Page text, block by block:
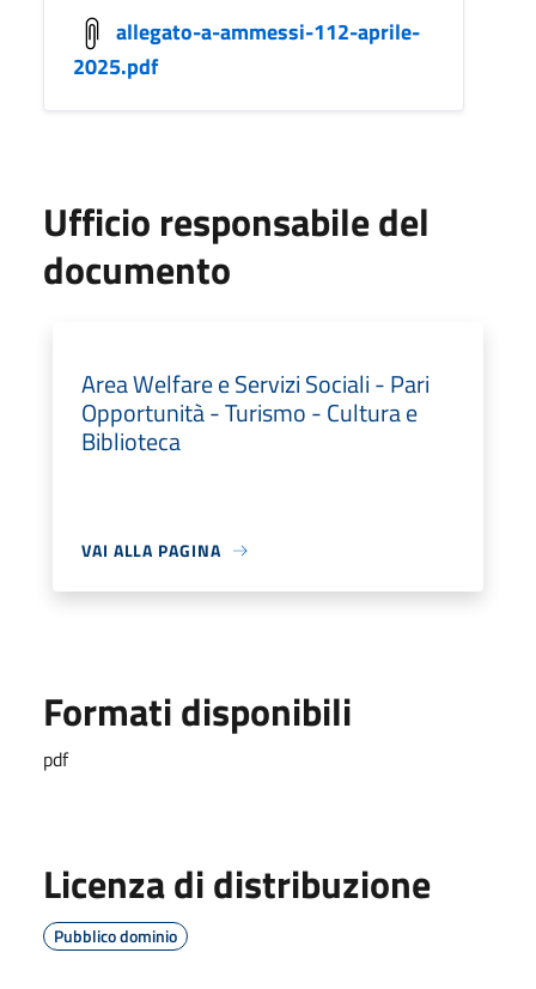
allegato-a-ammessi-112-aprile-
2025.pdf
Ufficio responsabile del
documento
Area Welfare e Servizi Sociali - Pari
Opportunità - Turismo - Cultura e
Biblioteca
VAI ALLA PAGINA
Formati disponibili
pdf
Licenza di distribuzione
Pubblico dominio